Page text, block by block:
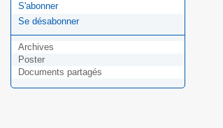
S'abonner
Se désabonner
Archives
Poster
Documents partagés